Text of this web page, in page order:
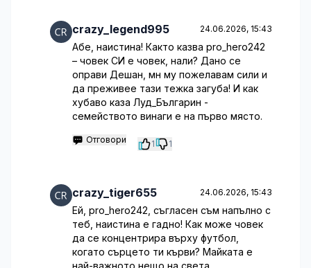
crazy_legend995 24.06.2026, 15:43
Абе, наистина! Както казва pro_hero242
– човек СИ е човек, нали? Дано се
оправи Дешан, мн му пожелавам сили и
да преживее тази тежка загуба! И как
хубаво каза Луд_Българин -
семейството винаги е на първо място.
Отговори 1 1
crazy_tiger655 24.06.2026, 15:43
Ей, pro_hero242, съгласен съм напълно с
теб, наистина е гадно! Как може човек
да се концентрира върху футбол,
когато сърцето ти кърви? Майката е
най-важното нещо на света,